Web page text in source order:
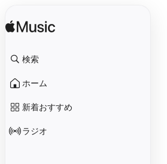
検索
ホーム
新着おすすめ
ラジオ